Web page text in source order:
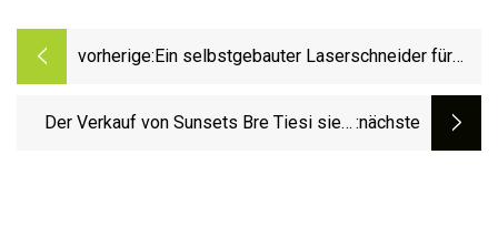
vorherige: Ein selbstgebauter Laserschneider für
Der Verkauf von Sunsets Bre Tiesi sieht :nächste